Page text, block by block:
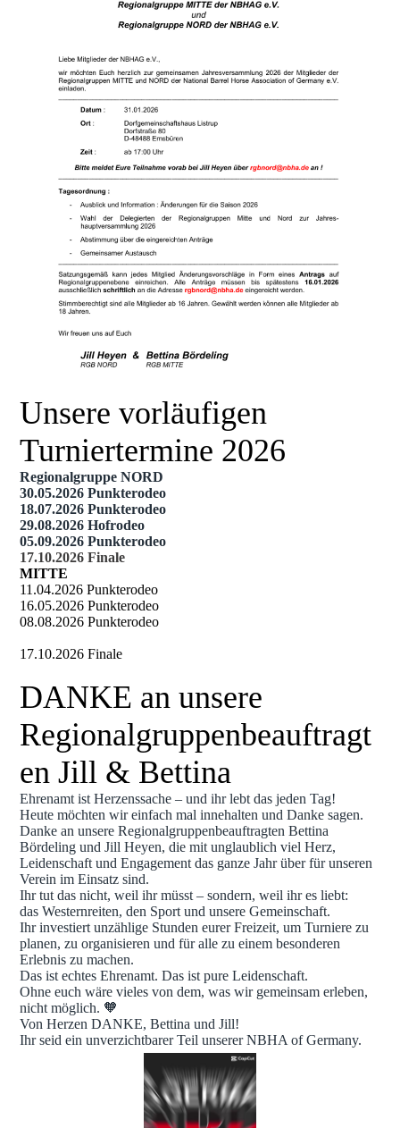
Unsere vorläufigen
Turniertermine 2026
RegionalgruppeNORD
30.05.2026 Punkterodeo
18.07.2026 Punkterodeo
29.08.2026 Hofrodeo
05.09.2026 Punkterodeo
17.10.2026 Finale
MITTE
11.04.2026 Punkterodeo
16.05.2026 Punkterodeo
08.08.2026 Punkterodeo
17.10.2026 Finale
DANKE an unsere
Regionalgruppenbeauftragt
en Jill & Bettina
Ehrenamt ist Herzenssache – und ihr lebt das jeden Tag!
Heute möchten wir einfach mal innehalten und Danke sagen.
Danke an unsere Regionalgruppenbeauftragten Bettina
Bördeling und Jill Heyen, die mit unglaublich viel Herz,
Leidenschaft und Engagement das ganze Jahr über für unseren
Verein im Einsatz sind.
Ihr tut das nicht, weil ihr müsst – sondern, weil ihr es liebt:
das Westernreiten, den Sport und unsere Gemeinschaft.
Ihr investiert unzählige Stunden eurer Freizeit, um Turniere zu
planen, zu organisieren und für alle zu einem besonderen
Erlebnis zu machen.
Das ist echtes Ehrenamt. Das ist pure Leidenschaft.
Ohne euch wäre vieles von dem, was wir gemeinsam erleben,
nicht möglich. 🧡
Von Herzen DANKE, Bettina und Jill!
Ihr seid ein unverzichtbarer Teil unserer NBHA of Germany.